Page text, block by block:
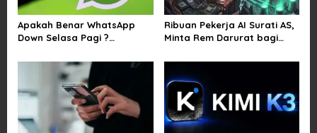
Apakah Benar WhatsApp
Down Selasa Pagi ?
Gambar dan Video di
Sejumlah Wilayah
Ribuan Pekerja AI Surati AS,
Minta Rem Darurat bagi